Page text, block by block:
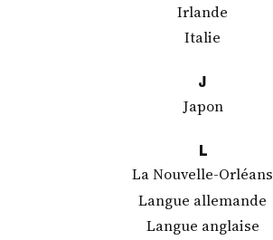
Irlande
Italie
J
Japon
L
La Nouvelle-Orléans
Langue allemande
Langue anglaise